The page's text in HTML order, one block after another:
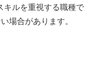
キルを重視する職種で
場合があります。